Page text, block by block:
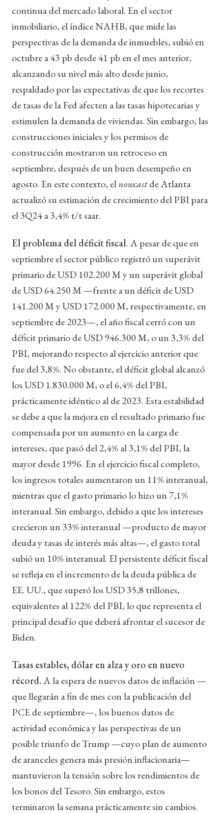
continua del mercado laboral. En el sector
inmobiliario, el índice NAHB, que mide las
perspectivas de la demanda de inmuebles, subió en
octubre a 43 pb desde 41 pb en el mes anterior,
alcanzando su nivel más alto desde junio,
respaldado por las expectativas de que los recortes
de tasas de la Fed afecten a las tasas hipotecarias y
estimulen la demanda de viviendas. Sin embargo, las
construcciones iniciales y los permisos de
construcción mostraron un retroceso en
septiembre, después de un buen desempeño en
agosto. En este contexto, elnowcastde Atlanta
actualizó su estimación de crecimiento del PBI para
el 3Q24 a 3,4% t/t saar.
El problema del déficit fiscal. A pesar de que en
septiembre el sector público registró un superávit
primario de USD 102.200 M y un superávit global
de USD 64.250 M —frente a un déficit de USD
141.200 M y USD 172.000 M, respectivamente, en
septiembre de 2023—, el año fiscal cerró con un
déficit primario de USD 946.300 M, o un 3,3% del
PBI, mejorando respecto al ejercicio anterior que
fue del 3,8%. No obstante, el déficit global alcanzó
los USD 1.830.000 M, o el 6,4% del PBI,
prácticamente idéntico al de 2023. Esta estabilidad
se debe a que la mejora en el resultado primario fue
compensada por un aumento en la carga de
intereses, que pasó del 2,4% al 3,1% del PBI, la
mayor desde 1996. En el ejercicio fiscal completo,
los ingresos totales aumentaron un 11% interanual,
mientras que el gasto primario lo hizo un 7,1%
interanual. Sin embargo, debido a que los intereses
crecieron un 33% interanual —producto de mayor
deuda y tasas de interés más altas—, el gasto total
subió un 10% interanual. El persistente déficit fiscal
se refleja en el incremento de la deuda pública de
EE. UU., que superó los USD 35,8 trillones,
equivalentes al 122% del PBI, lo que representa el
principal desafío que deberá afrontar el sucesor de
Biden.
Tasas estables, dólar en alza y oro en nuevo
récord.A la espera de nuevos datos de inflación —
que llegarán a fin de mes con la publicación del
PCE de septiembre—, los buenos datos de
actividad económica y las perspectivas de un
posible triunfo de Trump —cuyo plan de aumento
de aranceles genera más presión inflacionaria—
mantuvieron la tensión sobre los rendimientos de
los bonos del Tesoro. Sin embargo, estos
terminaron la semana prácticamente sin cambios.